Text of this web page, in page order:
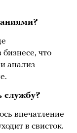
что
анализ
службу?
впечатление
в свисток.